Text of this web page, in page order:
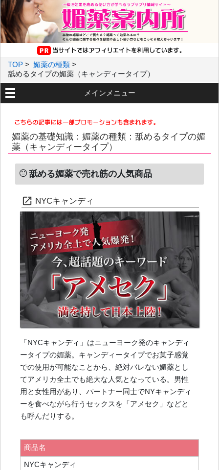
TOP > 媚薬の種類 >
舐めるタイプの媚薬（キャンディータイプ）
メインメニュー
媚薬の基礎知識：媚薬の種類：舐めるタイプの媚
薬（キャンディータイプ）
舐める媚薬で売れ筋の人気商品
NYCキャンディ
「NYCキャンディ」はニューヨーク発のキャンディ
ータイプの媚薬。キャンディータイプでお菓子感覚
での使用が可能なことから、絶対バレない媚薬とし
てアメリカ全土でも絶大な人気となっている。男性
用と女性用があり、パートナー同士でNYキャンディ
ーを食べながら行うセックスを「アメセク」などと
も呼んだりする。
商品名
NYCキャンディ